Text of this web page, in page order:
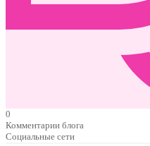
0
Комментарии блога
Социальные сети